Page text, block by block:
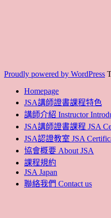
Proudly powered by WordPress
Homepage
JSA講師證書課程特色
講師介紹 Instructor
JSA講師證書課程 JSA
JSA認證教室 JSA
協會概要 About JSA
課程規約
JSA Japan
聯絡我們 Contact us